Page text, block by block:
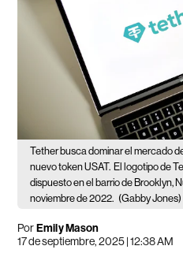
Tether busca dominar el mercado
nuevo token USAT. El logotipo de
dispuesto en el barrio de Brooklyn,
noviembre de 2022. (Gabby Jones)
PorEmily Mason
17 de septiembre, 2025 | 12:38 AM